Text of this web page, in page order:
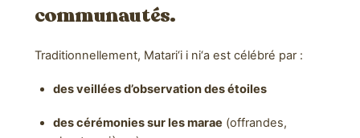
communautés.
Traditionnellement, Matari‘i i ni‘a est célébré par :
des veillées d’observation des étoiles
des cérémonies sur les marae (offrandes,